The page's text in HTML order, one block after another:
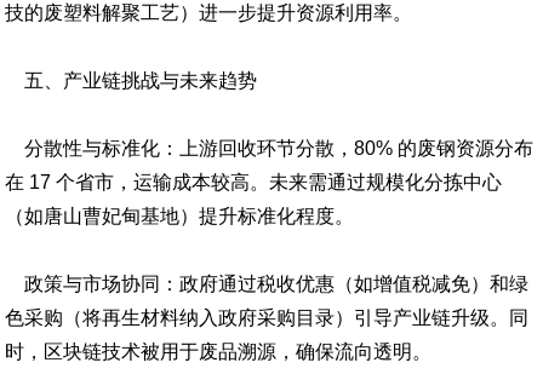
技的废塑料解聚工艺）进一步提升资源利用率。
五、产业链挑战与未来趋势
分散性与标准化：上游回收环节分散，80% 的废钢资源分布
在 17 个省市，运输成本较高。未来需通过规模化分拣中心
（如唐山曹妃甸基地）提升标准化程度。
政策与市场协同：政府通过税收优惠（如增值税减免）和绿
色采购（将再生材料纳入政府采购目录）引导产业链升级。同
时，区块链技术被用于废品溯源，确保流向透明。